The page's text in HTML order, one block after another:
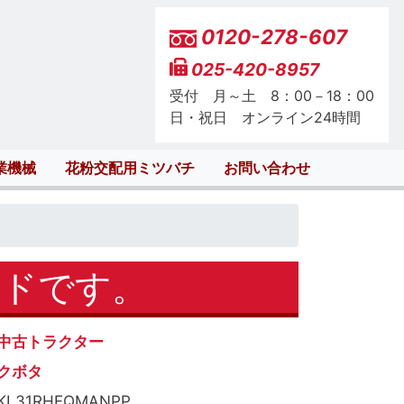
0120-278-607
025-420-8957
受付 月～土 8：00－18：00
日・祝日 オンライン24時間
機械 花粉交配用ミツバチ お問い合わせ
です。
古トラクター
ボタ